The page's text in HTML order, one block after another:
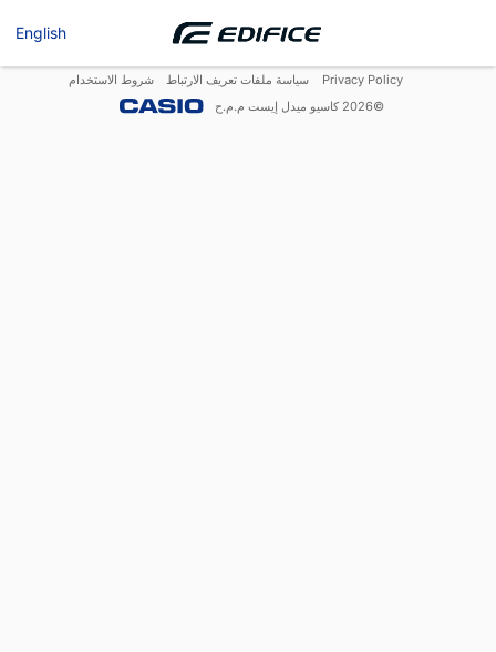
English
Privacy Policy سياسة ملفات تعريف الارتباط
شروط الاستخدام
©
2026 كاسيو ميدل إيست م.م.ح